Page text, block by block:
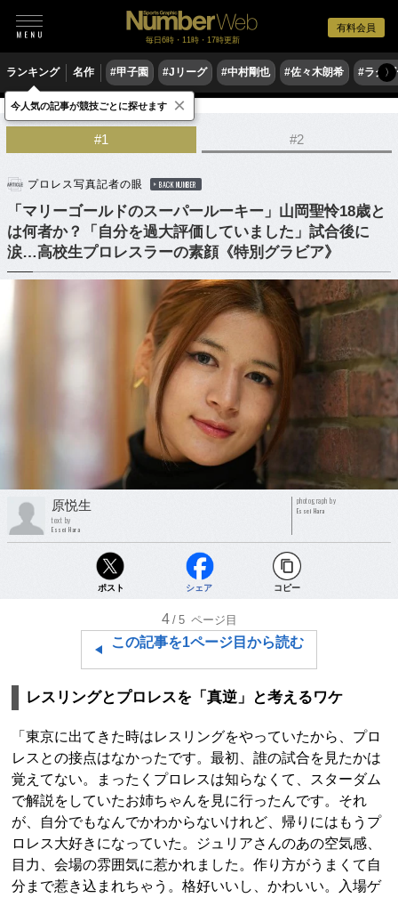
有料会員
毎日6時・11時・17時更新
ランキング 名作 #甲子園 #Jリーグ #中村剛也 #佐々木朗希 #ラグ〉
格闘技 プロレス
#1 #2
プロレス写真記者の眼 BACK NUMBER
「マリーゴールドのスーパールーキー」山岡聖怜18歳と
は何者か？「自分を過大評価していました」試合後に
涙…高校生プロレスラーの素顔《特別グラビア》
原悦生
text by
Essei Hara
photograph by
Essei Hara
ポスト シェア コピー
4 /5 ページ目
この記事を1ページ目から読む
レスリングとプロレスを「真逆」と考えるワケ
「東京に出てきた時はレスリングをやっていたから、プロ
レスとの接点はなかったです。最初、誰の試合を見たかは
覚えてない。まったくプロレスは知らなくて、スターダム
で解説をしていたお姉ちゃんを見に行ったんです。それ
が、自分でもなんでかわからないけれど、帰りにはもうプ
ロレス大好きになっていた。ジュリアさんのあの空気感、
目力、会場の雰囲気に惹かれました。作り方がうまくて自
分まで惹き込まれちゃう。格好いいし、かわいい。入場ゲ
今人気の記事が競技ごとに探せます ×